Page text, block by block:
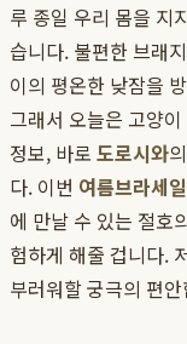
루 종일 우리 몸을 지
습니다. 불편한 브래
이의 평온한 낮잠을
그래서 오늘은 고양
정보, 바로 도로시와
다. 이번 여름브라세일
에 만날 수 있는 절호
험하게 해줄 겁니다.
부러워할 궁극의 편